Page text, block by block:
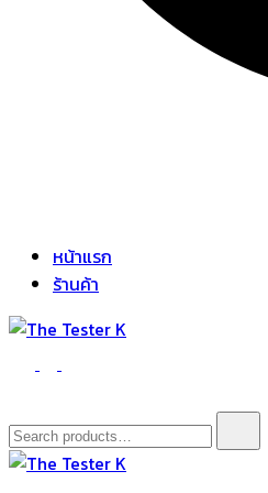
หน้าแรก
ร้านค้า
The Tester K
Korean cosmetics
Search
for: